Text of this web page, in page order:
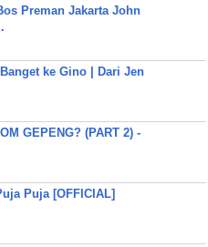
Preman Jakarta John
ke Gino | Dari Jen
GEPENG? (PART 2) -
Puja [OFFICIAL]